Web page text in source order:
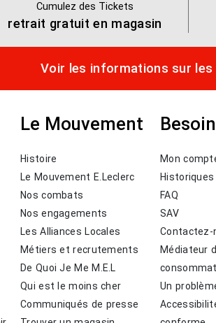
Cumulez des Tickets
retrait gratuit en magasin
Voir les informations sur
Le Mouvement
Histoire
Le Mouvement E.Leclerc
Nos combats
Nos engagements
Les Alliances Locales
Métiers et recrutements
De Quoi Je Me M.E.L
Qui est le moins cher
Communiqués de presse
Mon
FAQ
SAV
Contactez-
Médiateur
Un